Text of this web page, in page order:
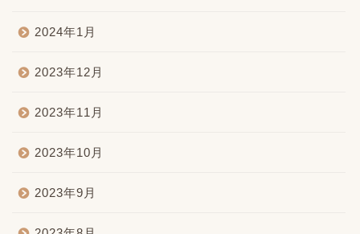
2024年1月
2023年12月
2023年11月
2023年10月
2023年9月